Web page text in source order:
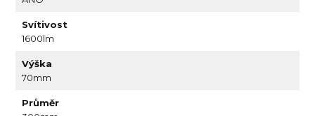
Svítivost
1600lm
Výška
70mm
Průměr